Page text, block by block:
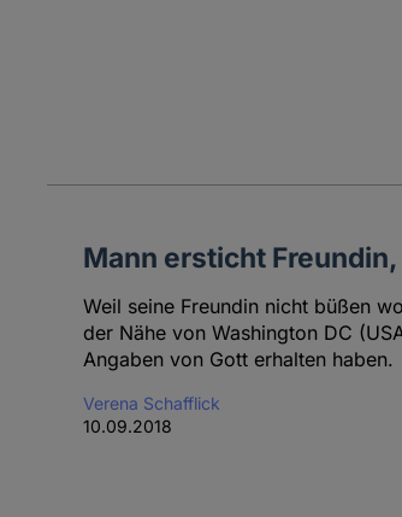
Mann ersticht
Weil seine Freundin nicht büßen
der Nähe von Washington DC
Angaben von Gott erhalten haben.
Verena Schafflick
10.09.2018